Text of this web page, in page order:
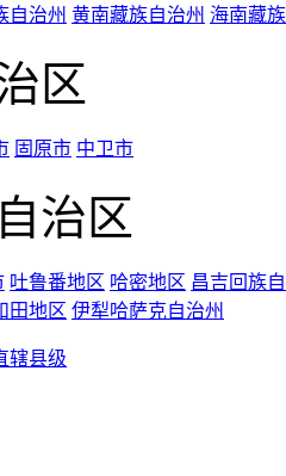
自治州 黄南藏族自治州 海南藏
区
固原市 中卫市
治区
吐鲁番地区 哈密地区 昌吉回族
田地区 伊犁哈萨克自治州
辖县级